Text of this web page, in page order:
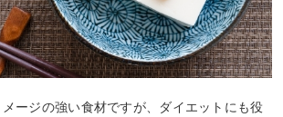
ージの強い食材ですが、ダイエットにも役